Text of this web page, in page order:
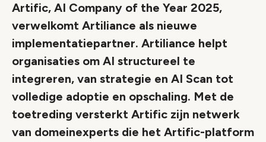
Artific, AI Company of the Year 2025,
verwelkomt Artiliance als nieuwe
implementatiepartner. Artiliance helpt
organisaties om AI structureel te
integreren, van strategie en AI Scan tot
volledige adoptie en opschaling. Met de
toetreding versterkt Artific zijn netwerk
van domeinexperts die het Artific-platform